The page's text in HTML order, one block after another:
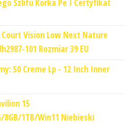
Szlifu Korka Pe I Certyfikat
Vision Low Next Nature
101 Rozmiar 39 EU
50 Creme Lp - 12 Inch Inner
15
8GB/1TB/Win11 Niebieski